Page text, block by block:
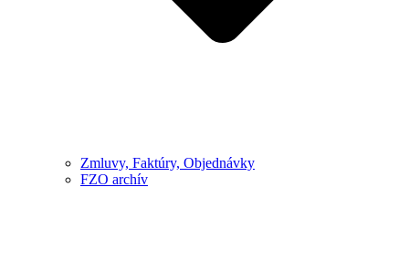
Zmluvy, Faktúry, Objednávky
FZO archív